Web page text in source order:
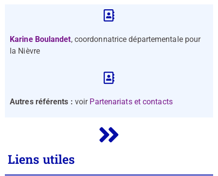
Karine Boulandet, coordonnatrice départementale pour
la Nièvre
Autres référents : voir Partenariats et contacts
Liens utiles